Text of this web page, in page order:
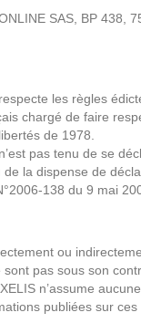
SAS, BP 438,
les règles
chargé de faire
de 1978.
pas tenu de se
de la dispense de
138 du 9 mai
ou
sont pas sous son
n’assume
publiées sur ces